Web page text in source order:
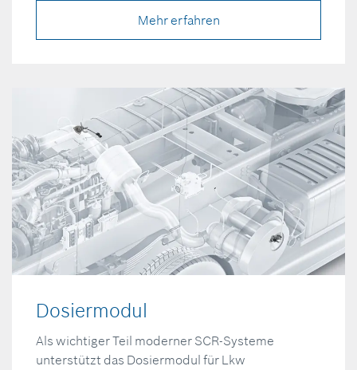
Mehr erfahren
Dosiermodul
Als wichtiger Teil moderner SCR-Systeme
unterstützt das Dosiermodul für Lkw